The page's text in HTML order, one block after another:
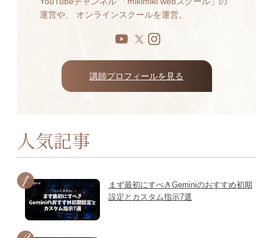
運営や、 オンラインスクールを運営。
講師プロフィールを見る
人気記事
まず最初にすべきGeminiのおすすめ初期
設定とカスタム指示7選